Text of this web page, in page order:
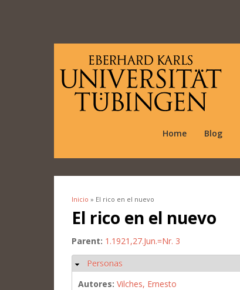
Home Blog
Se encuentra usted aquí
Inicio » El rico en el nuevo
El rico en el nuevo
Parent: 1.1921,27.Jun.=Nr. 3
Ocultar
Personas
Autores: Vilches, Ernesto